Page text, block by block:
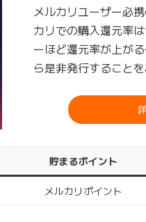
メルカリユーザー必
カリでの購入還元率
ーほど還元率が上が
ら是非発行すること
貯まるポイント
メルカリポイント